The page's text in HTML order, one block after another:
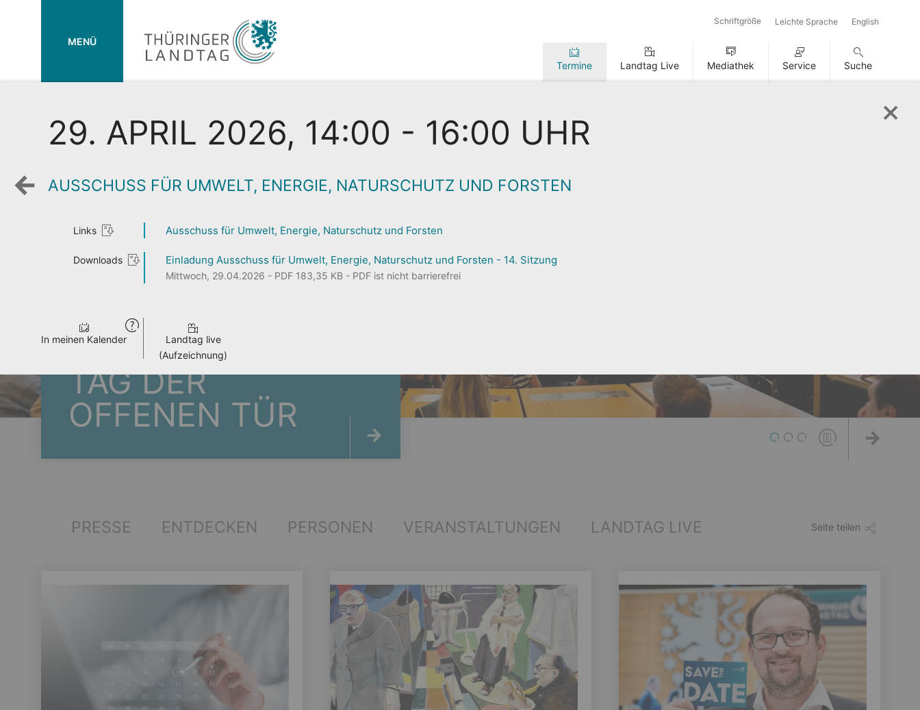
MENÜ
Schriftgröße Leichte Sprache English
Termine
Zurück
zur
29. APRIL 2026, 14:00 - 16:00 UHR
AUSSCHUSS FÜR UMWELT, ENERGIE, NATURSCHUTZ UND FORSTEN
Links Ausschuss für Umwelt, Energie, Naturschutz und Forsten
Downloads Einladung Ausschuss für Umwelt, Energie, Naturschutz und Forsten - 14. Sitzung
Mittwoch, 29.04.2026 - PDF 183,35 KB - PDF ist nicht barrierefrei
In meinen Kalender
Landtag live
(Aufzeichnung)
Landtag Live Mediathek Service Suche
TAG DER
OFFENEN TÜR
1 2
Seite teilen
PRESSE ENTDECKEN PERSONEN VERANSTALTUNGEN LANDTAG LIVE